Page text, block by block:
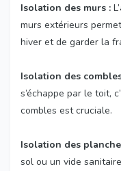
Isolation des murs :
murs extérieurs
hiver et de garder la
Isolation des
s’échappe par le toit,
combles est cruciale.
Isolation des
sol ou un vide